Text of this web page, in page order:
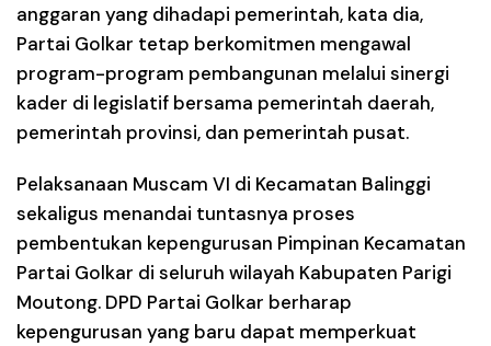
anggaran yang dihadapi pemerintah, kata dia,
Partai Golkar tetap berkomitmen mengawal
program-program pembangunan melalui sinergi
kader di legislatif bersama pemerintah daerah,
pemerintah provinsi, dan pemerintah pusat.
Pelaksanaan Muscam VI di Kecamatan Balinggi
sekaligus menandai tuntasnya proses
pembentukan kepengurusan Pimpinan Kecamatan
Partai Golkar di seluruh wilayah Kabupaten Parigi
Moutong. DPD Partai Golkar berharap
kepengurusan yang baru dapat memperkuat